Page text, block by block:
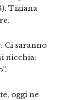
Tiziana
Ci saranno
nicchia:
oggi ne